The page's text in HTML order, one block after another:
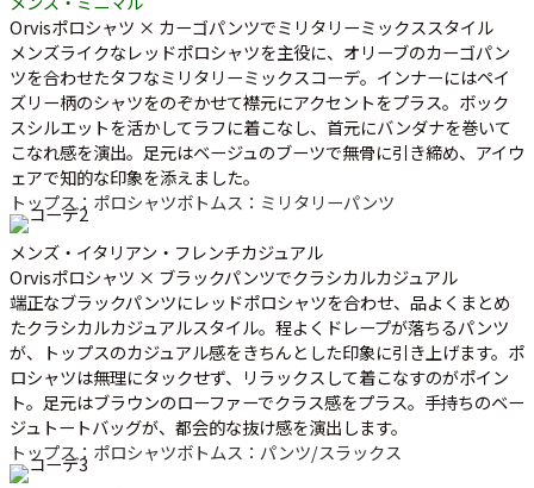
Orvisポロシャツ × カーゴパンツでミリタリーミックススタイル
メンズライクなレッドポロシャツを主役に、オリーブのカーゴパン
ツを合わせたタフなミリタリーミックスコーデ。インナーにはペイ
ズリー柄のシャツをのぞかせて襟元にアクセントをプラス。ボック
スシルエットを活かしてラフに着こなし、首元にバンダナを巻いて
こなれ感を演出。足元はベージュのブーツで無骨に引き締め、アイウ
ェアで知的な印象を添えました。
トップス：ポロシャツボトムス：ミリタリーパンツ
メンズ・イタリアン・フレンチカジュアル
Orvisポロシャツ × ブラックパンツでクラシカルカジュアル
端正なブラックパンツにレッドポロシャツを合わせ、品よくまとめ
たクラシカルカジュアルスタイル。程よくドレープが落ちるパンツ
が、トップスのカジュアル感をきちんとした印象に引き上げます。ポ
ロシャツは無理にタックせず、リラックスして着こなすのがポイン
ト。足元はブラウンのローファーでクラス感をプラス。手持ちのベー
ジュトートバッグが、都会的な抜け感を演出します。
トップス：ポロシャツボトムス：パンツ/スラックス